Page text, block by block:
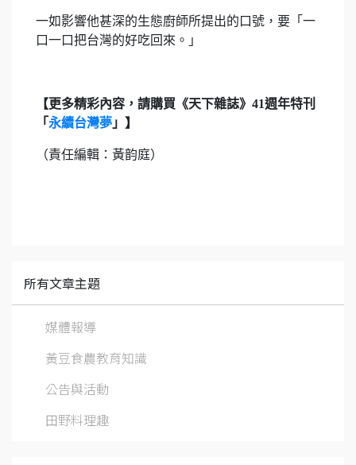
一如影響他甚深的生態廚師所提出的口號，要「一
口一口把台灣的好吃回來。」
【更多精彩內容，請購買《天下雜誌》41週年特刊
「永續台灣夢 」】
（責任編輯：黃韵庭）
所有文章主題
媒體報導
黃豆食農教育知識
公告與活動
田野料理趣